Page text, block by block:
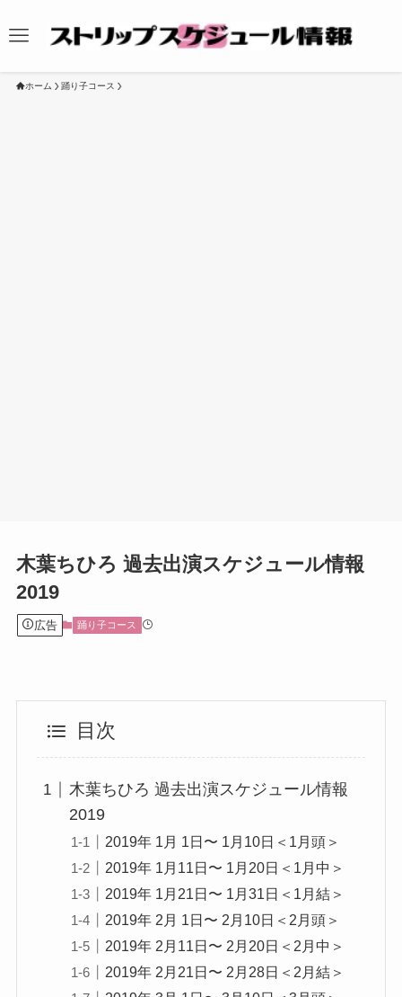
ホーム 踊り子コース
木葉ちひろ 過去出演スケジュール情報
2019
広告 踊り子コース
目次
木葉ちひろ 過去出演スケジュール情報
2019
2019年 1月 1日〜 1月10日＜1月頭＞
2019年 1月11日〜 1月20日＜1月中＞
2019年 1月21日〜 1月31日＜1月結＞
2019年 2月 1日〜 2月10日＜2月頭＞
2019年 2月11日〜 2月20日＜2月中＞
2019年 2月21日〜 2月28日＜2月結＞